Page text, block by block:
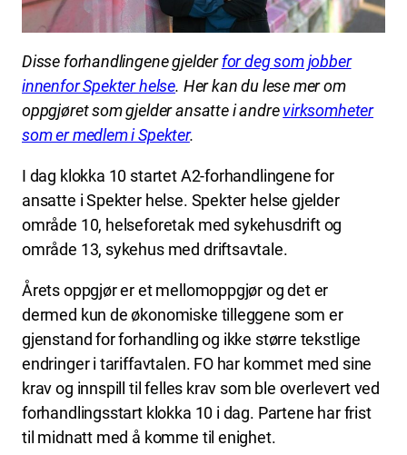
Disse forhandlingene gjelderfor deg som jobber
innenfor Spekter helse. Her kan du lese mer om
oppgjøret som gjelder ansatte i andrevirksomheter
som er medlem i Spekter.
I dag klokka 10 startet A2-forhandlingene for
ansatte i Spekter helse. Spekter helse gjelder
område 10, helseforetak med sykehusdrift og
område 13, sykehus med driftsavtale.
Årets oppgjør er et mellomoppgjør og det er
dermed kun de økonomiske tilleggene som er
gjenstand for forhandling og ikke større tekstlige
endringer i tariffavtalen. FO har kommet med sine
krav og innspill til felles krav som ble overlevert ved
forhandlingsstart klokka 10 i dag. Partene har frist
til midnatt med å komme til enighet.